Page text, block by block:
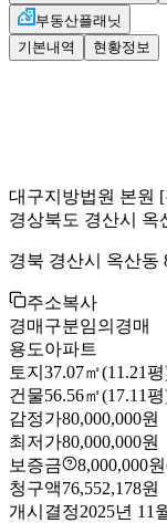
부동산플래닛
기본내역
현황정보
대구지방법원 본원
경상북도 경산시 옥
경북 경산시 옥산동
주소복사
경매구분임의경매
용도아파트
토지 37.07㎡(11.21
건물56.56㎡(17.11
감정가80,000,000원
최저가80,000,000원
보증금
8,000,000원
청구액76,552,178원
개시결정2025년 11